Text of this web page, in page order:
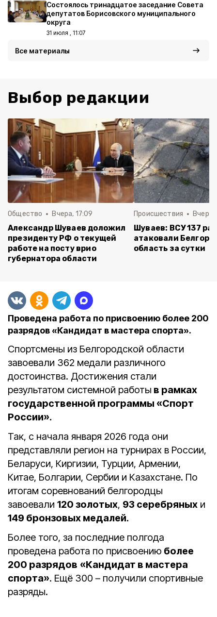
Состоялось тринадцатое заседание Совета
депутатов Борисовского муниципального
округа
31 июля , 11:07
Все материалы
Выбор редакции
Общество Вчера, 17:09
Александр Шуваев доложил
президенту РФ о текущей
работе на посту врио
губернатора области
Происшествия Вчера,
Шуваев: ВСУ 137 раз
атаковали
область за сутки
Проведена работа по присвоению более 200
разрядов «Кандидат в мастера спорта».
Спортсмены из Белгородской области
завоевали 362 медали различного
достоинства. Достижения стали
результатом системной работы в рамках
государственной программы «Спорт
России».
Так, с начала января 2026 года они
представляли регион на турнирах в России,
Беларуси, Киргизии, Турции, Армении,
Китае, Болгарии, Сербии и Казахстане. По
итогам соревнований белгородцы
завоевали 120 золотых, 93 серебряных и
149 бронзовых медалей.
Более того, за последние полгода
проведена работа по присвоению более
200 разрядов «Кандидат в мастера
спорта». Ещё 300 – получили спортивные
разряды.